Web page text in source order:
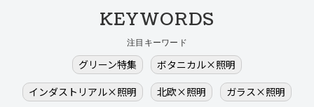
KEYWORDS
注目キーワード
グリーン特集
ボタニカル×照明
インダストリアル×照明
北欧×照明
ガラス×照明